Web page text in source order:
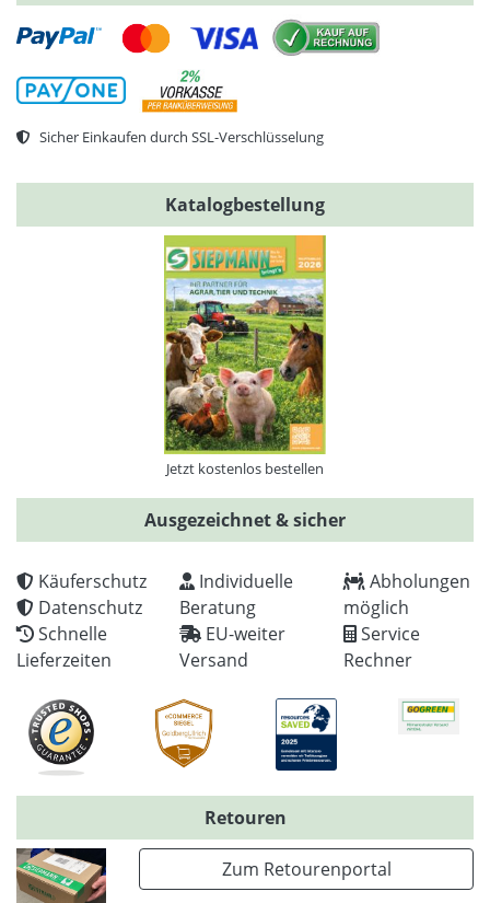
Sicher Einkaufen durch SSL-Verschlüsselung
Katalogbestellung
Jetzt kostenlos bestellen
Ausgezeichnet & sicher
Käuferschutz
Datenschutz
Schnelle
Lieferzeiten
Individuelle
Beratung
EU-weiter
Versand
Abholungen
möglich
Service
Rechner
Retouren
Zum Retourenportal